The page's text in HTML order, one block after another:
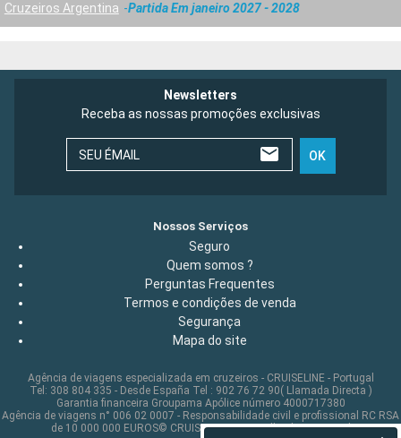
Cruzeiros Argentina
Partida Em janeiro 2027 - 2028
Newsletters
Receba as nossas promoções exclusivas
SEU ÉMAIL OK
Nossos Serviços
Seguro
Quem somos ?
Perguntas Frequentes
Termos e condições de venda
Segurança
Mapa do site
Agência de viagens especializada em cruzeiros - CRUISELINE - Portugal
Tel: 308 804 335 - Desde España Tel : 902 76 72 90( Llamada Directa )
Garantia financeira Groupama Apólice número 4000717380
Agência de viagens n° 006 02 0007 - Responsabilidade civil e profissional RC RSA
de 10 000 000 EUROS© CRUISELINE 2026 - all rights reserved